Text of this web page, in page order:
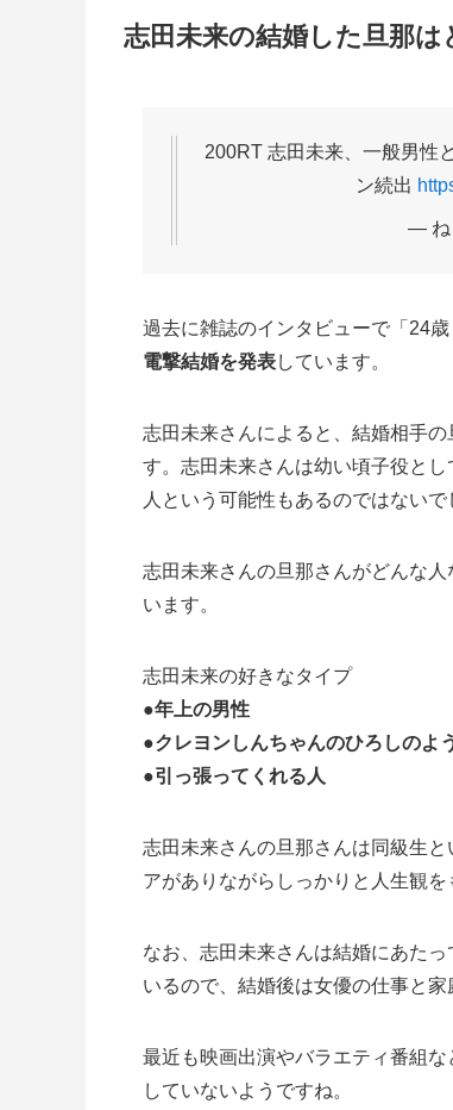
志田未来の結婚した旦那は
200RT 志田未来、一般男性
ン続出
— ね
過去に雑誌のインタビューで「24
電撃結婚を発表しています。
志田未来さんによると、結婚相手の
す。志田未来さんは幼い頃子役と
人という可能性もあるのではないで
志田未来さんの旦那さんがどんな
います。
志田未来の好きなタイプ
●年上の男性
●クレヨンしんちゃんのひろしのよ
●引っ張ってくれる人
志田未来さんの旦那さんは同級生
アがありながらしっかりと人生観
なお、志田未来さんは結婚にあた
いるので、結婚後は女優の仕事と家
最近も映画出演やバラエティ番組
していないようですね。